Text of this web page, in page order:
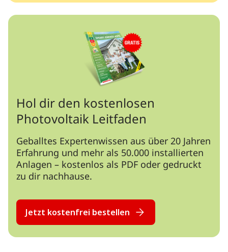
Hol dir den kostenlosen
Photovoltaik Leitfaden
Geballtes Expertenwissen aus über 20 Jahren
Erfahrung und mehr als 50.000 installierten
Anlagen – kostenlos als PDF oder gedruckt
zu dir nachhause.
Jetzt kostenfrei bestellen